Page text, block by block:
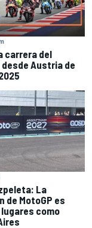
carrera del
desde Austria de
La
de MotoGP es
como